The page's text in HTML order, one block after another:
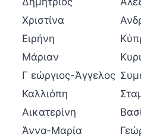
Χριστίνα
Ειρήνη
Μάριαν
Γ εώργιος-Άγγελος
Καλλιόπη
Αικατερίνη
Άννα-Μαρία